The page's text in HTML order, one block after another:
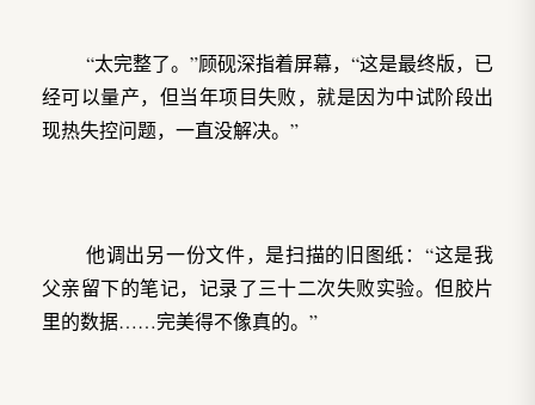
“太完整了。”顾砚深指着屏幕，“这是最终版，已
经可以量产，但当年项目失败，就是因为中试阶段出
现热失控问题，一直没解决。”
他调出另一份文件，是扫描的旧图纸：“这是我
父亲留下的笔记，记录了三十二次失败实验。但胶片
里的数据……完美得不像真的。”